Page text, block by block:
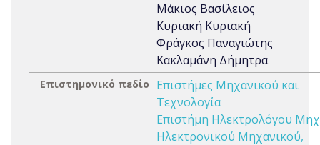
Μάκιος Βασίλειος
Κυριακή Κυριακή
Φράγκος Παναγιώτης
Κακλαμάνη Δήμητρα
Επιστημονικό πεδίο
Επιστήμες Μηχανικού και
Τεχνολογία
Επιστήμη Ηλεκτρολόγου
Ηλεκτρονικού Μηχανικού,